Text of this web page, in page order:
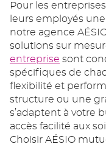
Pour les
leurs employés
notre agence
solutions sur
entreprise sont
spécifiques de
flexibilité et
structure ou une
s’adaptent à votre
accès facilité aux
Choisir AÉSIO